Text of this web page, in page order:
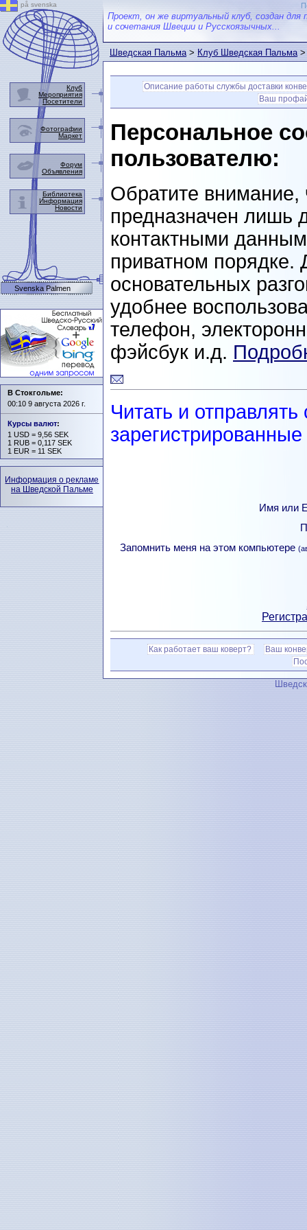
Проект, он же виртуальный клуб, создан для
и сочетания Швеции и Русскоязычных...
Шведская Пальма>Клуб Шведская Пальма>
Описание работы службы доставки
Ваш
Персональное
пользователю:
Обратите внимание,
предназначен лишь
контактными
приватном порядке.
основательных
удобнее
телефон,
фэйсбук и.д.
Читать и
Имя или
Запомнить меня на этом компьютере
Как работает ваш коверт?
Ваш
på svenska
Клуб
Мероприятия
Посетители
Фотографии
Маркет
Форум
Объявления
Библиотека
Информация
Новости
Svenska Palmen
В Стокгольме:
00:10 9 августа 2026 г.
Курсы валют:
1 USD = 9,56 SEK
1 RUB = 0,117 SEK
1 EUR = 11 SEK
Информация о рекламе
на Шведской Пальме